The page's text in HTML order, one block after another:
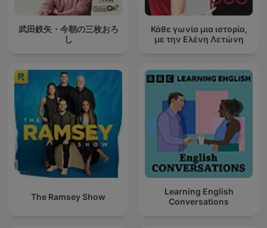
武田鉄矢・今朝の三枚おろ
し
Κάθε γωνία μια ιστορία,
με την Ελένη Λετώνη
The Ramsey Show
Learning English
Conversations